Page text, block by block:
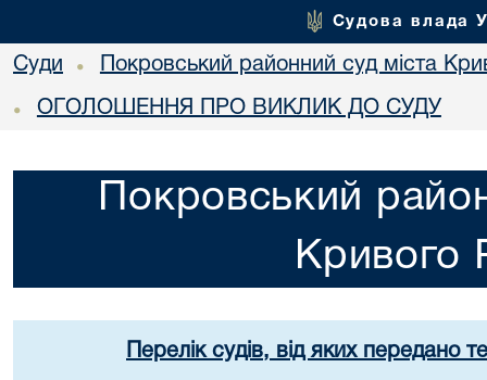
Судова влада
Суди • Покровський районний суд міста
• ОГОЛОШЕННЯ ПРО ВИКЛИК ДО СУДУ
Покровський
Кривого
Перелік судів, від яких передано